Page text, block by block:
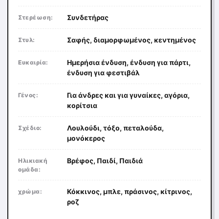
Στερέωση: Συνδετήρας
Στυλ: Σαφής, διαμορφωμένος, κεντημένος
Ευκαιρία:
Ημερήσια ένδυση, ένδυση για πάρτι,
ένδυση για φεστιβάλ
Γένος:
Για άνδρες και για γυναίκες, αγόρια,
κορίτσια
Σχέδιο:
Λουλούδι, τόξο, πεταλούδα,
μονόκερος
Ηλικιακή
ομάδα:
Βρέφος, Παιδί, Παιδιά
χρώμα:
Κόκκινος, μπλε, πράσινος, κίτρινος,
ροζ